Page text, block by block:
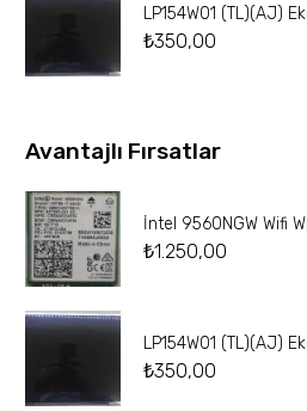
LP154W01 (TL)(AJ)
₺350,00
Avantajlı Fırsatlar
İntel 9560NGW Wifi
₺1.250,00
LP154W01 (TL)(AJ)
₺350,00